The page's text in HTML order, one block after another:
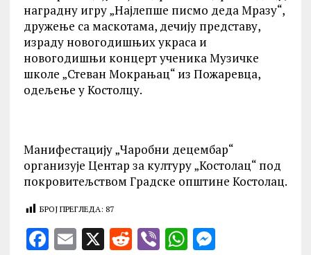
наградну игру „Најлепше писмо деда Мразу“,
дружење са маскотама, дечију представу,
израду новогодишњих украса и
новогодишњи концерт ученика Музичке
школе „Стеван Мокрањац“ из Пожаревца,
одељење у Костолцу.
Манифестацију „Чаробни децембар“
организује Центар за културу „Костолац“ под
покровитељством Градске општине Костолац.
БРОЈ ПРЕГЛЕДА: 87
F E X R V WM